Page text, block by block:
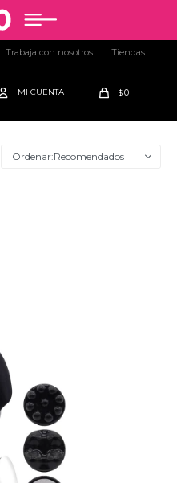
$0
Trabaja con nosotros Tiendas
Recomendados